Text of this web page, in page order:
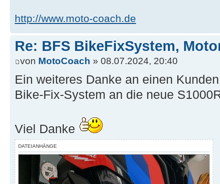
http://www.moto-coach.de
Re: BFS BikeFixSystem,
von MotoCoach » 08.07.2024, 20:40
Ein weiteres Danke an einen
Bike-Fix-System an die neue
Viel Danke
DATEIANHÄNGE